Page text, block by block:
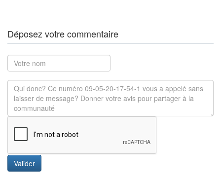
Déposez votre commentaire
Valider